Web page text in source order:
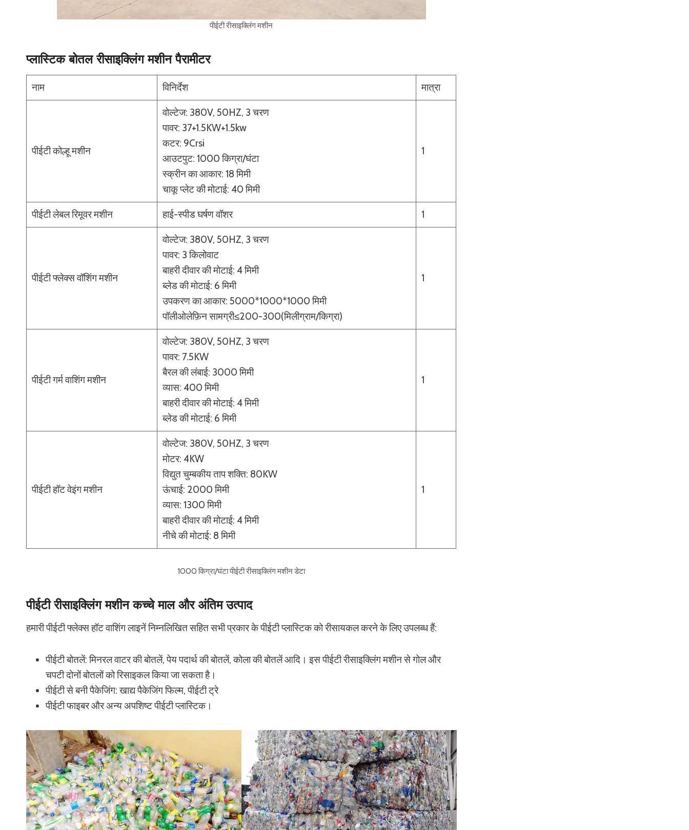
पीईटी रीसाइक्लिंग मशीन
प्लास्टिक बोतल रीसाइक्लिंग मशीन पैरामीटर
नाम विनिर्देश मात्रा
पीईटी कोल्हू मशीन
वोल्टेज: 380V, 50HZ, 3 चरण
पावर: 37+1.5KW+1.5kw
कटर: 9Crsi
आउटपुट: 1000 किग्रा/घंटा
स्क्रीन का आकार: 18 मिमी
चाकू प्लेट की मोटाई: 40 मिमी
1
पीईटी लेबल रिमूवर मशीन हाई-स्पीड घर्षण वॉशर 1
पीईटी फ्लेक्स वॉशिंग मशीन
वोल्टेज: 380V, 50HZ, 3 चरण
पावर: 3 किलोवाट
बाहरी दीवार की मोटाई: 4 मिमी
ब्लेड की मोटाई: 6 मिमी
उपकरण का आकार: 5000*1000*1000 मिमी
पॉलीओलेफ़िन सामग्री≤200-300(मिलीग्राम/किग्रा)
1
पीईटी गर्म वाशिंग मशीन
वोल्टेज: 380V, 50HZ, 3 चरण
पावर: 7.5KW
बैरल की लंबाई: 3000 मिमी
व्यास: 400 मिमी
बाहरी दीवार की मोटाई: 4 मिमी
ब्लेड की मोटाई: 6 मिमी
1
पीईटी हॉट वेइंग मशीन
वोल्टेज: 380V, 50HZ, 3 चरण
मोटर: 4KW
विद्युत चुम्बकीय ताप शक्ति: 80KW
ऊंचाई: 2000 मिमी
व्यास: 1300 मिमी
बाहरी दीवार की मोटाई: 4 मिमी
नीचे की मोटाई: 8 मिमी
1
1000 किग्रा/घंटा पीईटी रीसाइक्लिंग मशीन डेटा
पीईटी रीसाइक्लिंग मशीन कच्चे माल और अंतिम उत्पाद
हमारी पीईटी फ्लेक्स हॉट वाशिंग लाइनें निम्नलिखित सहित सभी प्रकार के पीईटी प्लास्टिक को रीसायकल करने के लिए उपलब्ध हैं:
पीईटी बोतलें: मिनरल वाटर की बोतलें, पेय पदार्थ की बोतलें, कोला की बोतलें आदि। इस पीईटी रीसाइक्लिंग मशीन से गोल और
चपटी दोनों बोतलों को रिसाइकल किया जा सकता है।
पीईटी से बनी पैकेजिंग: खाद्य पैकेजिंग फिल्म, पीईटी ट्रे
पीईटी फाइबर और अन्य अपशिष्ट पीईटी प्लास्टिक।